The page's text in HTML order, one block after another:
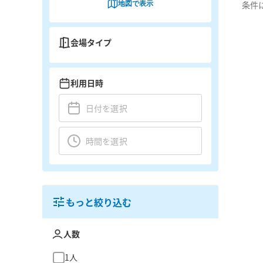
条件
地図で表示
会場タイプ
利用日時
もっと絞り込む
人数
1人